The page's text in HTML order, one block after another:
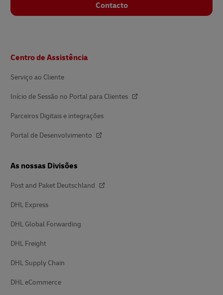
Contacto
Centro de Assistência
Serviço ao Cliente
Início de Sessão no Portal para Clientes
Parceiros Digitais e integrações
Portal de Desenvolvimento
As nossas Divisões
Post and Paket Deutschland
DHL Express
DHL Global Forwarding
DHL Freight
DHL Supply Chain
DHL eCommerce